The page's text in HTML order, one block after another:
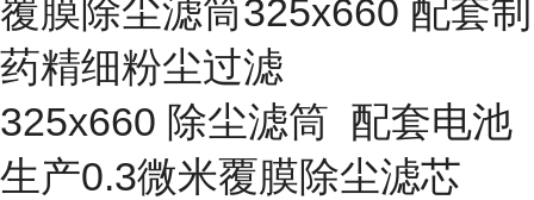
覆膜除尘滤筒325x660 配套制
药精细粉尘过滤
325x660 除尘滤筒 配套电池
生产0.3微米覆膜除尘滤芯